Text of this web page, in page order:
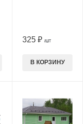
325 ₽ /ШТ
В КОРЗИНУ